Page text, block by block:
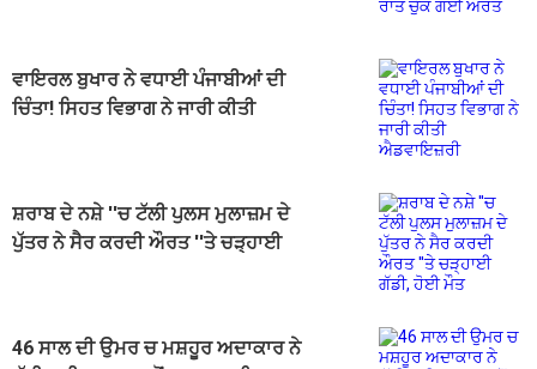
ਵਾਇਰਲ ਬੁਖਾਰ ਨੇ ਵਧਾਈ ਪੰਜਾਬੀਆਂ ਦੀ
ਚਿੰਤਾ! ਸਿਹਤ ਵਿਭਾਗ ਨੇ ਜਾਰੀ ਕੀਤੀ
ਸ਼ਰਾਬ ਦੇ ਨਸ਼ੇ ''ਚ ਟੱਲੀ ਪੁਲਸ ਮੁਲਾਜ਼ਮ ਦੇ
ਪੁੱਤਰ ਨੇ ਸੈਰ ਕਰਦੀ ਔਰਤ ''ਤੇ ਚੜ੍ਹਾਈ
46 ਸਾਲ ਦੀ ਉਮਰ ਚ ਮਸ਼ਹੂਰ ਅਦਾਕਾਰ ਨੇ